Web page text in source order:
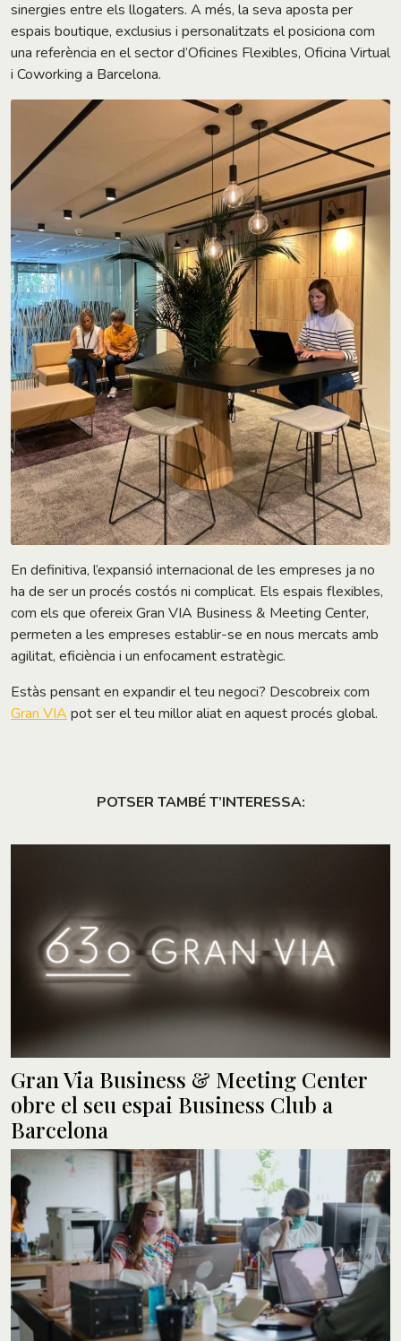
sinergies entre els llogaters. A més, la seva aposta per
espais boutique, exclusius i personalitzats el posiciona com
una referència en el sector d’Oficines Flexibles, Oficina Virtual
i Coworking a Barcelona.
En definitiva, l’expansió internacional de les empreses ja no
ha de ser un procés costós ni complicat. Els espais flexibles,
com els que ofereix Gran VIA Business & Meeting Center,
permeten a les empreses establir-se en nous mercats amb
agilitat, eficiència i un enfocament estratègic.
Estàs pensant en expandir el teu negoci? Descobreix com
Gran VIA pot ser el teu millor aliat en aquest procés global.
POTSER TAMBÉ T’INTERESSA:
Gran Via Business & Meeting Center
obre el seu espai Business Club a
Barcelona